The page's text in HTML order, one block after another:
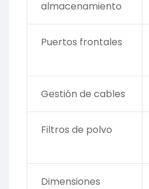
almacenamiento
Puertos frontales
Gestión de cables
Filtros de polvo
Dimensiones